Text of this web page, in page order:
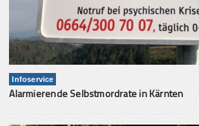
Infoservice
Alarmierende Selbstmordrate in Kärnten